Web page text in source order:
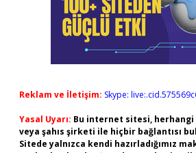
Reklam ve İletişim: Skype:
Yasal Uyarı: Bu internet sitesi,
veya şahıs şirketi ile hiçbir bağlantısı
Sitede yalnızca kendi hazırladığımız